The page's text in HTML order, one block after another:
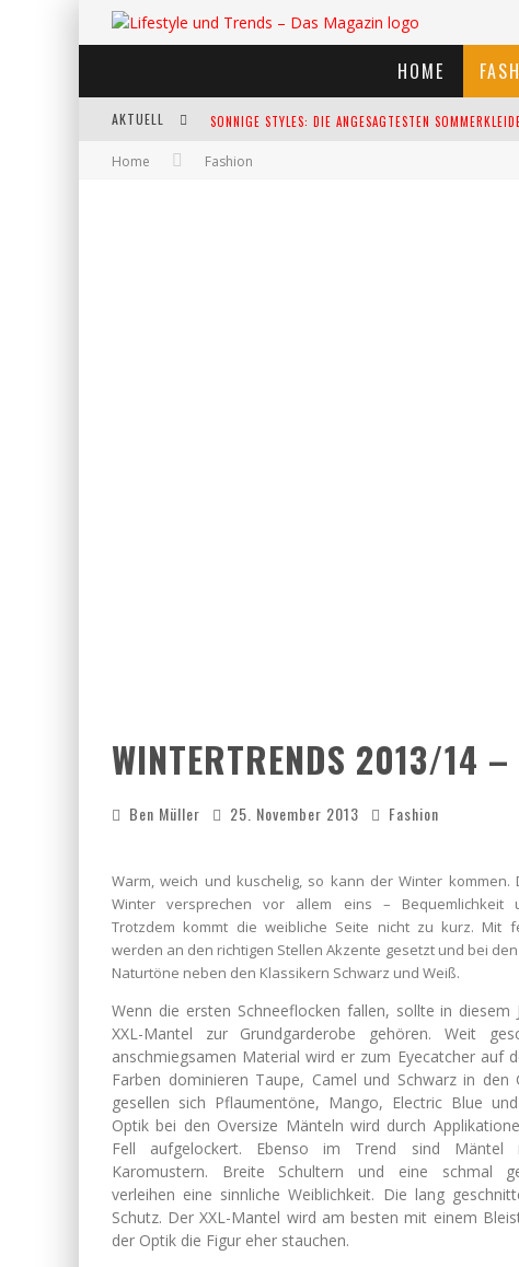
HOME
AKTUELL SONNIGE STYLES: DIE ANGESAGTESTEN
DIE HEISSESTEN BÜHNEN EUROPAS: DIE TOP
Home Fashion
WINTERTRENDS 2013/14 –
Ben Müller 25. November 2013 Fashion
Warm, weich und kuschelig, so kann der Winter kommen.
Winter versprechen vor allem eins – Bequemlichkeit
Trotzdem kommt die weibliche Seite nicht zu kurz. Mit
werden an den richtigen Stellen Akzente gesetzt und bei
Naturtöne neben den Klassikern Schwarz und Weiß.
Wenn die ersten Schneeflocken fallen, sollte in diesem
XXL-Mantel zur Grundgarderobe gehören. Weit
anschmiegsamen Material wird er zum Eyecatcher auf
Farben dominieren Taupe, Camel und Schwarz in den
gesellen sich Pflaumentöne, Mango, Electric Blue
Optik bei den Oversize Mänteln wird durch
Fell aufgelockert. Ebenso im Trend sind Mäntel
Karomustern. Breite Schultern und eine schmal
verleihen eine sinnliche Weiblichkeit. Die lang
Schutz. Der XXL-Mantel wird am besten mit einem
der Optik die Figur eher stauchen.